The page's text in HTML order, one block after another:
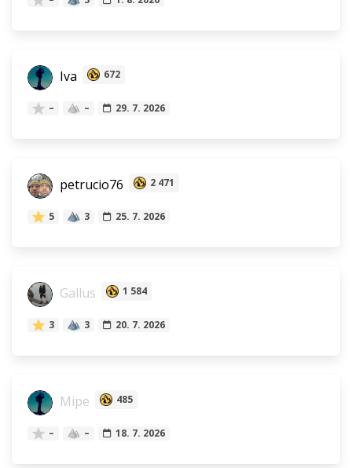
Iva 672
– – 29. 7. 2026
petrucio76 2 471
5 3 25. 7. 2026
Gallus 1 584
3 3 20. 7. 2026
Mipe 485
– – 18. 7. 2026